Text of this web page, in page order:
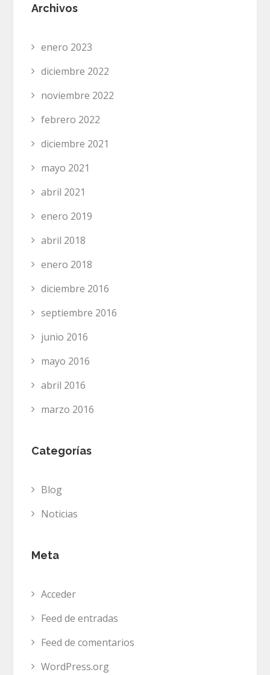
Archivos
enero 2023
diciembre 2022
noviembre 2022
febrero 2022
diciembre 2021
mayo 2021
abril 2021
enero 2019
abril 2018
enero 2018
diciembre 2016
septiembre 2016
junio 2016
mayo 2016
abril 2016
marzo 2016
Categorías
Blog
Noticias
Meta
Acceder
Feed de entradas
Feed de comentarios
WordPress.org